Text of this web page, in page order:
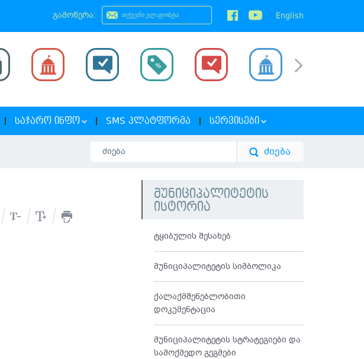
გამოწერა: English
ᲡᲐᲯᲐᲠᲝ ᲘᲜᲤᲝ SMS ᲞᲚᲐᲢᲤᲝᲠᲛᲐ ᲡᲔᲠᲕᲘᲡᲔᲑᲘ
მუნიციპალიტეტის
ისტორია
ტყიბულის შესახებ
მუნიციპალიტეტის სიმბოლიკა
ქალაქმშენებლობითი
დოკუმენტაცია
მუნიციპალიტეტის სტრატეგიები და
სამოქმედო გეგმები